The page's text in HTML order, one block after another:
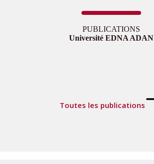
PUBLICATIONS
Université EDNA ADAN
Toutes les publications